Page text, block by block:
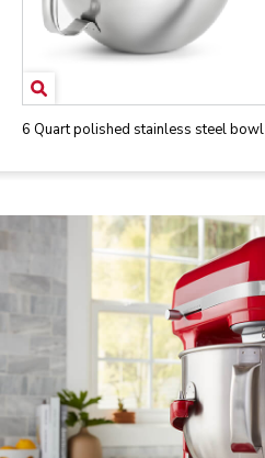
6 Quart polished stainless steel bowl